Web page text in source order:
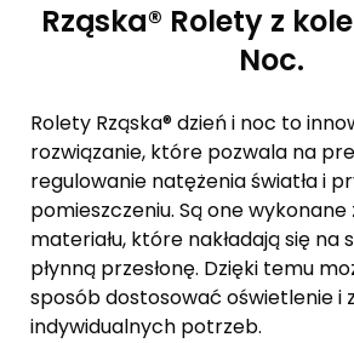
Rząska® Rolety z
Noc.
Rolety Rząska® dzień i noc to
rozwiązanie, które pozwala na
regulowanie natężenia światła i
pomieszczeniu. Są one
materiału, które nakładają się na
płynną przesłonę. Dzięki temu
sposób dostosować oświetlenie i
indywidualnych potrzeb.